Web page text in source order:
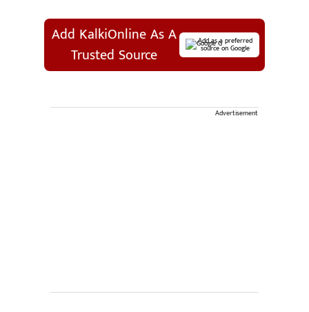
Add KalkiOnline As A
Trusted Source
Add as a preferred
source on Google
Advertisement